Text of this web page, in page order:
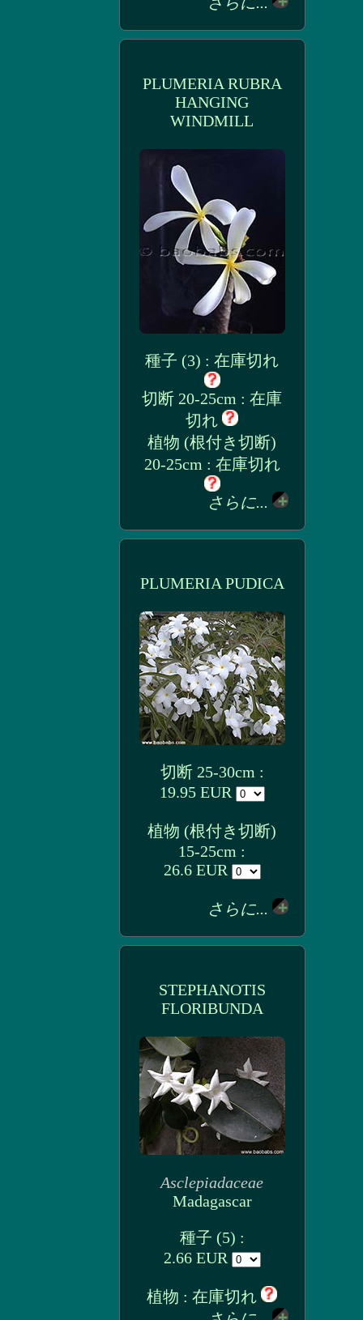
PLUMERIA RUBRA
HANGING
WINDMILL
種子 (3) : 在庫切れ
切断 20-25cm : 在庫
切れ
植物 (根付き切断)
20-25cm : 在庫切れ
さらに...
PLUMERIA PUDICA
切断 25-30cm :
19.95 EUR
植物 (根付き切断)
15-25cm :
26.6 EUR
さらに...
STEPHANOTIS
FLORIBUNDA
Asclepiadaceae
Madagascar
種子 (5) :
2.66 EUR
植物 : 在庫切れ